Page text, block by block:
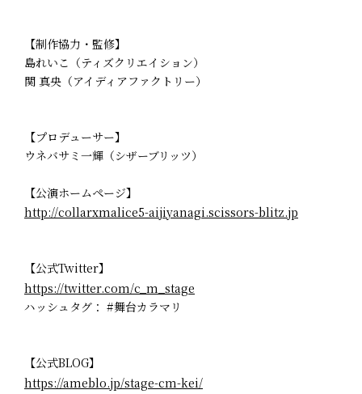
【制作協力・監修】
島れいこ（ティズクリエイション）
関 真央（アイディアファクトリー）
【プロデューサー】
ウネバサミ一輝（シザーブリッツ）
【公演ホームページ】
http://collarxmalice5-aijiyanagi.scissors-blitz.jp
【公式Twitter】
https://twitter.com/c_m_stage
ハッシュタグ： #舞台カラマリ
【公式BLOG】
https://ameblo.jp/stage-cm-kei/